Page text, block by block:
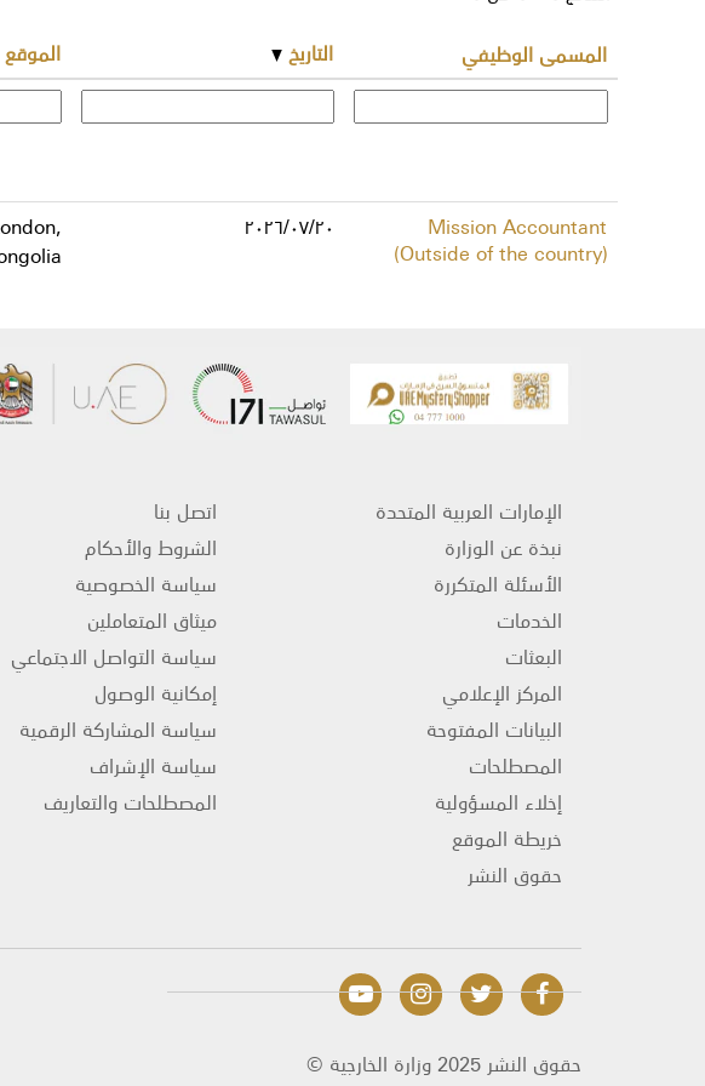
المسمى الوظيفي التاريخ الموقع
Mission Accountant
(Outside of the country)
٢٠‏/٠٧‏/٢٠٢٦
الإمارات العربية المتحدة
نبذة عن الوزارة
الأسئلة المتكررة
الخدمات
البعثات
المركز الإعلامي
البيانات المفتوحة
المصطلحات
إخلاء المسؤولية
خريطة الموقع
حقوق النشر
اتصل بنا
الشروط والأحكام
سياسة الخصوصية
ميثاق المتعاملين
سياسة التواصل الاجتماعي
إمكانية الوصول
سياسة المشاركة الرقمية
سياسة الإشراف
المصطلحات والتعاريف
© حقوق النشر 2025 وزارة الخارجية